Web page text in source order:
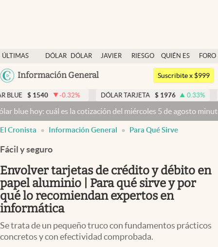
ÚLTIMAS
NOTICIAS
DÓLAR
DÓLAR
JAVIER
RIESGO
QUIÉN ES
QUIÉN
FORO
Argentina
México
Información General
Dólar
Members
Economía y Política
Finanzas y Mercados
Mercados Online
Negocios
Columnistas
Otras secciones
Apertura
Infotechnology
Clase
Suscribite x $999
-0.32% DÓLAR TARJETA $ 1976 0.33 % DÓLAR MEP
es la cotización del miércoles 5 de agosto minuto a minuto
El Cronista Información General Para Qué Sirve
Fácil y seguro
Envolver tarjetas de crédito y débito en
papel aluminio | Para qué sirve y por
qué lo recomiendan expertos en
informática
Se trata de un pequeño truco con fundamentos prácticos
concretos y con efectividad comprobada.